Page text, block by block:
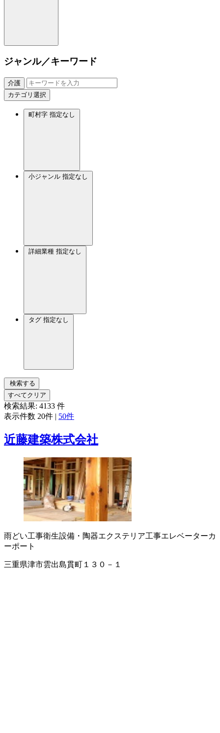
ジャンル／キーワード
介護
カテゴリ選択
町村字 指定なし
小ジャンル 指定なし
詳細業種 指定なし
タグ 指定なし
検索する
すべてクリア
検索結果: 4133 件
表示件数 20件 | 50件
近藤建築株式会社
雨どい工事衛生設備・陶器エクステリア工事エレベーターカ
ーポート
三重県津市雲出島貫町１３０－１